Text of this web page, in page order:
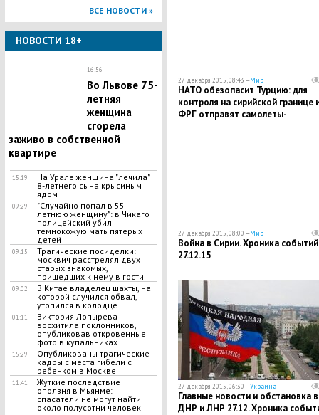
ВСЕ НОВОСТИ »
НОВОСТИ 18+
16:56
Во Львове 75-
летняя
женщина
сгорела
заживо в собственной
квартире
15:19
На Урале женщина "лечила"
8-летнего сына крысиным
ядом
09:29
"Случайно попал в 55-
летнюю женщину": в Чикаго
полицейский убил
темнокожую мать пятерых
детей
09:15
Трагические посиделки:
москвич расстрелял двух
старых знакомых,
пришедших к нему в гости
09:02
В Китае владелец шахты, на
которой случился обвал,
утопился в колодце
01:11
Виктория Лопырева
восхитила поклонников,
опубликовав откровенные
фото в купальниках
15:29
Опубликованы трагические
кадры с места гибели с
ребенком в Москве
11:41
Жуткие последствие
оползня в Мьянме:
спасатели не могут найти
около полусотни человек
27 декабря 2015, 08:43 —Мир
НАТО обезопасит Турцию: для
контроля на сирийской границе
ФРГ отправят самолеты-
27 декабря 2015, 08:00 —Мир
Война в Сирии. Хроника событий
27.12.15
27 декабря 2015, 06:30 —Украина
Главные новости и обстановка в
ДНР и ЛНР 27.12. Хроника